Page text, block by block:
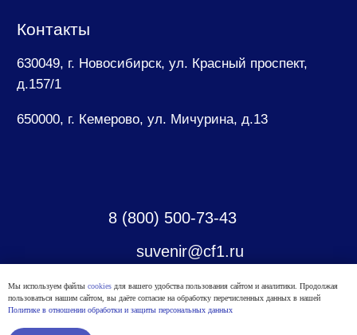
Мы используем файлы cookies для вашего удобства пользования сайтом и аналитики. Продолжая
пользоваться нашим сайтом, вы даёте согласие на обработку перечисленных данных в нашей
Политике в отношении обработки и защиты персональных данных